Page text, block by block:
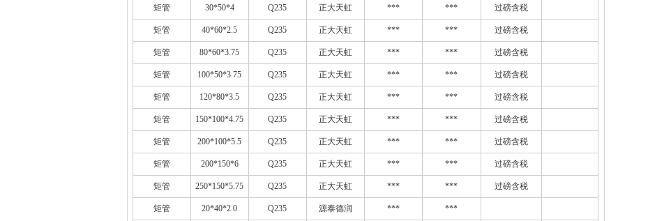
矩管 30*50*4 Q235 正大天虹 *** *** 过磅含税
矩管 40*60*2.5 Q235 正大天虹 *** *** 过磅含税
矩管 80*60*3.75 Q235 正大天虹 *** *** 过磅含税
矩管 100*50*3.75 Q235 正大天虹 *** *** 过磅含税
矩管 120*80*3.5 Q235 正大天虹 *** *** 过磅含税
矩管 150*100*4.75 Q235 正大天虹 *** *** 过磅含税
矩管 200*100*5.5 Q235 正大天虹 *** *** 过磅含税
矩管 200*150*6 Q235 正大天虹 *** *** 过磅含税
矩管 250*150*5.75 Q235 正大天虹 *** *** 过磅含税
矩管 20*40*2.0 Q235 源泰德润 *** ***